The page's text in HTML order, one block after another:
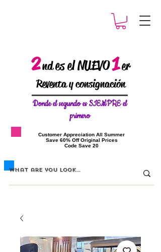
2ndes el NUEVO1er
Reventa y consignación
Donde elsegundo es SIEMPRE el
primero
​Customer Appreciation All Summer
​Save 60% Off Original Prices
​Code Save 20